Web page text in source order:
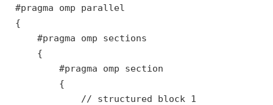
#pragma omp parallel
{
    #pragma omp sections
    {
        #pragma omp section
        {
            // structured block 1